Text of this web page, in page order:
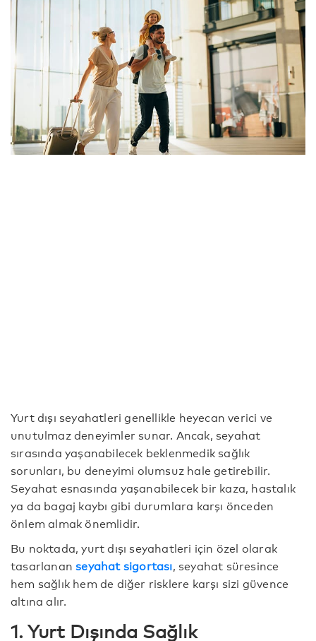
Yurt dışı seyahatleri genellikle heyecan verici ve
unutulmaz deneyimler sunar. Ancak, seyahat
sırasında yaşanabilecek beklenmedik sağlık
sorunları, bu deneyimi olumsuz hale getirebilir.
Seyahat esnasında yaşanabilecek bir kaza, hastalık
ya da bagaj kaybı gibi durumlara karşı önceden
önlem almak önemlidir.
Bu noktada, yurt dışı seyahatleri için özel olarak
tasarlananseyahat sigortası, seyahat süresince
hem sağlık hem de diğer risklere karşı sizi güvence
altına alır.
1. Yurt Dışında Sağlık